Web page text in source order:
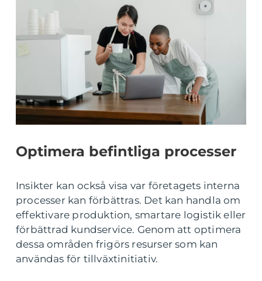
Optimera befintliga processer
Insikter kan också visa var företagets interna
processer kan förbättras. Det kan handla om
effektivare produktion, smartare logistik eller
förbättrad kundservice. Genom att optimera
dessa områden frigörs resurser som kan
användas för tillväxtinitiativ.